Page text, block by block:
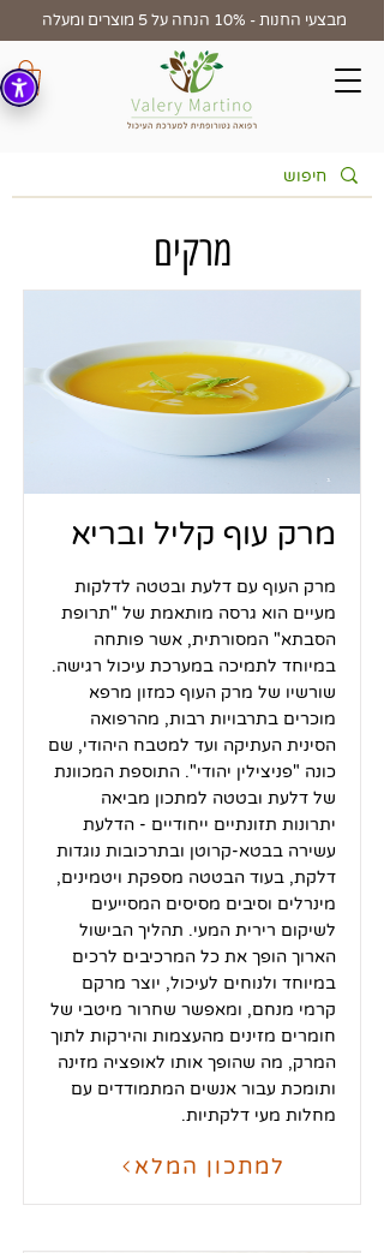
מבצעי החנות - 10% הנחה על 5 מוצרים ומעלה
מרקים
מרק עוף קליל ובריא
מרק העוף עם דלעת ובטטה לדלקות
מעיים הוא גרסה מותאמת של "תרופת
הסבתא" המסורתית, אשר פותחה
במיוחד לתמיכה במערכת עיכול רגישה.
שורשיו של מרק העוף כמזון מרפא
מוכרים בתרבויות רבות, מהרפואה
הסינית העתיקה ועד למטבח היהודי, שם
כונה "פניצילין יהודי". התוספת המכוונת
של דלעת ובטטה למתכון מביאה
יתרונות תזונתיים ייחודיים - הדלעת
עשירה בבטא-קרוטן ובתרכובות נוגדות
דלקת, בעוד הבטטה מספקת ויטמינים,
מינרלים וסיבים מסיסים המסייעים
לשיקום רירית המעי. תהליך הבישול
הארוך הופך את כל המרכיבים לרכים
במיוחד ולנוחים לעיכול, יוצר מרקם
קרמי מנחם, ומאפשר שחרור מיטבי של
חומרים מזינים מהעצמות והירקות לתוך
המרק, מה שהופך אותו לאופציה מזינה
ותומכת עבור אנשים המתמודדים עם
מחלות מעי דלקתיות.
למתכון המלא